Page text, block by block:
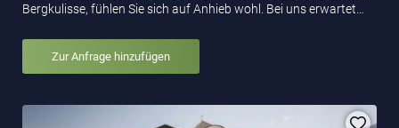
Bergkulisse, fühlen Sie sich auf Anhieb wohl. Bei uns erwartet…
Zur Anfrage hinzufügen